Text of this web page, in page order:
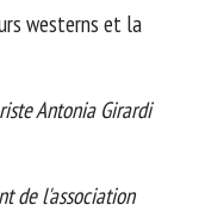
westerns et la
Antonia Girardi
de l'association